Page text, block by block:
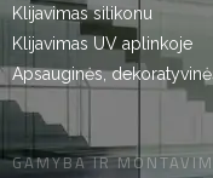
Klijavimas silikonu
Klijavimas UV aplinkoje
Apsauginės,
GAMYBA IR